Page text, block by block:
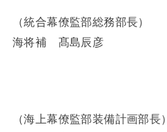
（統合幕僚監部総務部長）
海将補 髙島辰彦
（海上幕僚監部装備計画部長）